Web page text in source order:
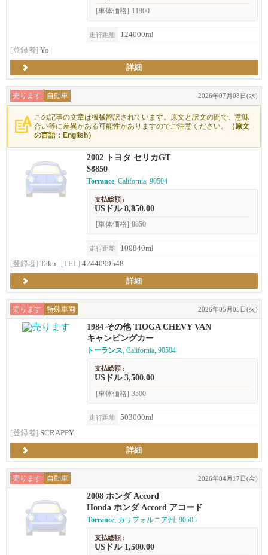
[車体価格] 11900
走行距離
124000ml
[登録者] Yo
詳細
売ります 自動車 2026年07月08日(水)
この記事の文章は機械翻訳されています。原文と訳文の間で、意味
合い等に差異がある可能性がありますのでご注意ください。
（原文
の言語：English）
2002 トヨタ セリカGT
$8850
Torrance, California, 90504
支払総額 :
USドル 8,850.00
[車体価格] 8850
走行距離
100840ml
[登録者] Taku [TEL] 4244099548
詳細
売ります 特殊車両 2026年05月05日(火)
1984 その他 TIOGA CHEVY VAN
キャンピングカー
トーランス, California, 90504
支払総額 :
USドル 3,500.00
[車体価格] 3500
走行距離
503000ml
[登録者] SCRAPPY.
詳細
売ります 自動車 2026年04月17日(金)
2008 ホンダ Accord
Honda ホンダ Accord アコード
Torrance, カリフォルニア州, 90505
支払総額 :
USドル 1,500.00